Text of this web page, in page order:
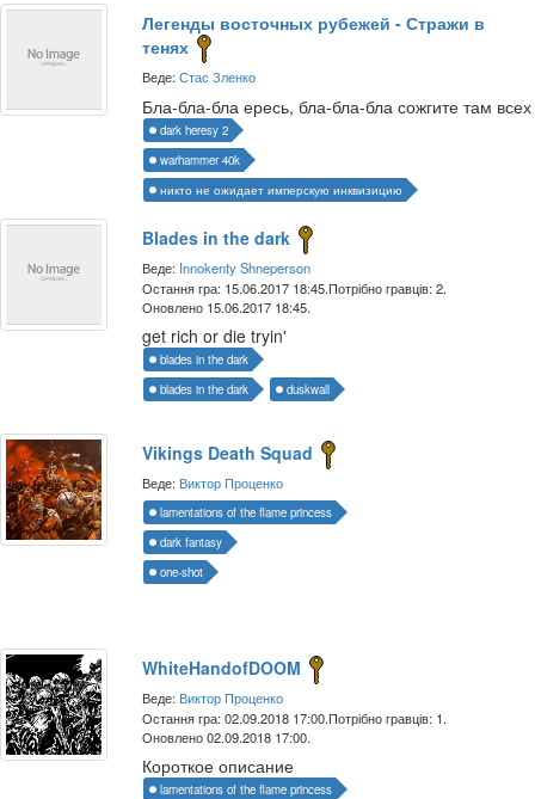
Легенды восточных рубежей - Стражи в
тенях
Веде:Стас Зленко
Бла-бла-бла ересь, бла-бла-бла сожгите там всех
dark heresy 2
warhammer 40k
никто не ожидает имперскую инквизицию
Blades in the dark
Веде: Innokenty Shneperson
Остання гра: 15.06.2017 18:45.Потрібно гравців: 2.
Оновлено 15.06.2017 18:45.
get rich or die tryin'
blades in the dark
blades in the dark
duskwall
Vikings Death Squad
Веде: Виктор Проценко
lamentations of the flame princess
dark fantasy
one-shot
WhiteHandofDOOM
Веде: Виктор Проценко
Остання гра: 02.09.2018 17:00.Потрібно гравців: 1.
Оновлено 02.09.2018 17:00.
Короткое описание
lamentations of the flame princess